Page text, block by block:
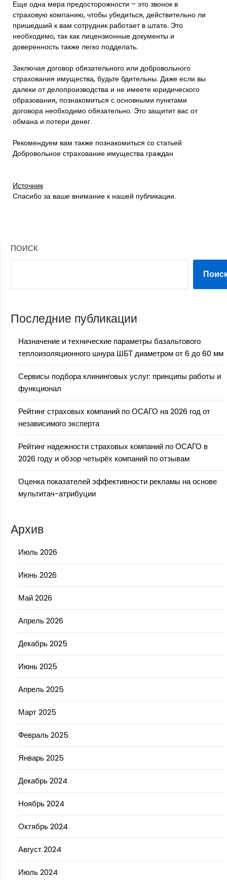
Еще одна мера предосторожности – это звонок в
страховую компанию, чтобы убедиться, действительно ли
пришедший к вам сотрудник работает в штате. Это
необходимо, так как лицензионные документы и
доверенность также легко подделать.
Заключая договор обязательного или добровольного
страхования имущества, будьте бдительны. Даже если вы
далеки от делопроизводства и не имеете юридического
образования, познакомиться с основными пунктами
договора необходимо обязательно. Это защитит вас от
обмана и потери денег.
Рекомендуем вам также познакомиться со статьей
Добровольное страхование имущества граждан
Источник
Спасибо за ваше внимание к нашей публикации.
ПОИСК
Последние публикации
Назначение и технические параметры базальтового
теплоизоляционного шнура ШБТ диаметром от 6 до 60 мм
Сервисы подбора клининговых услуг: принципы работы и
функционал
Рейтинг страховых компаний по ОСАГО на 2026 год от
независимого эксперта
Рейтинг надежности страховых компаний по ОСАГО в
2026 году и обзор четырёх компаний по отзывам
Оценка показателей эффективности рекламы на основе
мультитач-атрибуции
Архив
Июль 2026
Июнь 2026
Май 2026
Апрель 2026
Декабрь 2025
Июнь 2025
Апрель 2025
Март 2025
Февраль 2025
Январь 2025
Декабрь 2024
Ноябрь 2024
Октябрь 2024
Август 2024
Июль 2024